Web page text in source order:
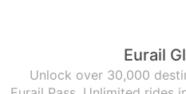
Eurail
Unlock over 30,000